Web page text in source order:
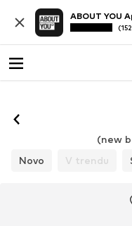
ABOUT YOU
(new
Novo
V trendu